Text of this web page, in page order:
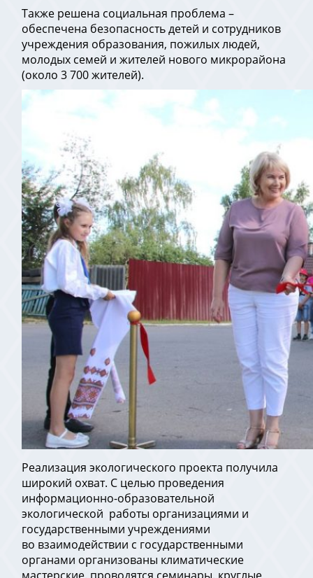
Также решена социальная проблема –
обеспечена безопасность детей и сотрудников
учреждения образования, пожилых людей,
молодых семей и жителей нового микрорайона
(около 3 700 жителей).
Реализация экологического проекта получила
широкий охват. С целью проведения
информационно-образовательной
экологической работы организациями и
государственными учреждениями
во взаимодействии с государственными
органами организованы климатические